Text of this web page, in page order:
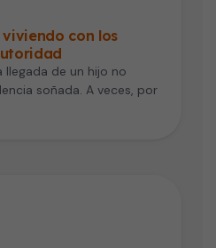
con los
llegada de un hijo no
soñada. A veces, por